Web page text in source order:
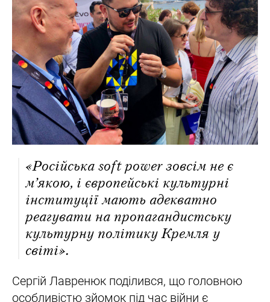
«Російська soft power зовсім не є
м’якою, і європейські культурні
інституції мають адекватно
реагувати на пропагандистську
культурну політику Кремля у
світі».
Сергій Лавренюк поділився, що головною
особливістю зйомок під час війни є